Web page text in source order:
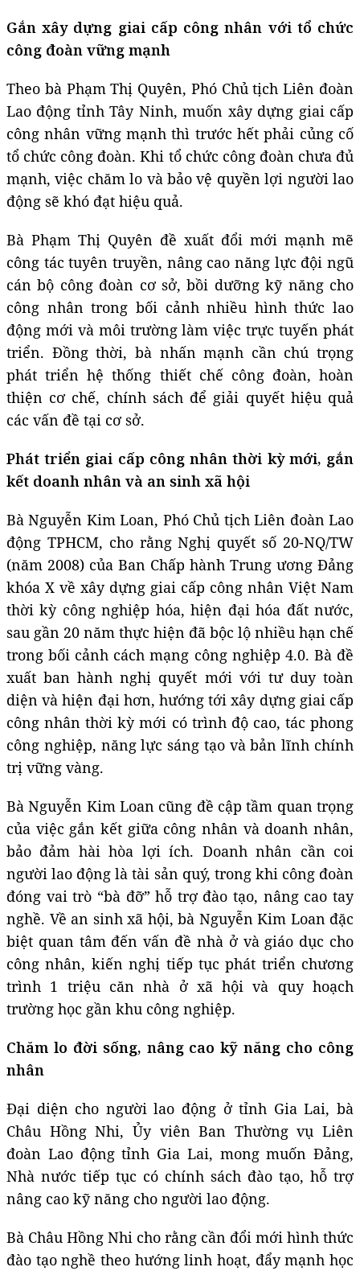
Gắn xây dựng giai cấp công nhân với tổ chức
công đoàn vững mạnh
Theo bà Phạm Thị Quyên, Phó Chủ tịch Liên đoàn
Lao động tỉnh Tây Ninh, muốn xây dựng giai cấp
công nhân vững mạnh thì trước hết phải củng cố
tổ chức công đoàn. Khi tổ chức công đoàn chưa đủ
mạnh, việc chăm lo và bảo vệ quyền lợi người lao
động sẽ khó đạt hiệu quả.
Bà Phạm Thị Quyên đề xuất đổi mới mạnh mẽ
công tác tuyên truyền, nâng cao năng lực đội ngũ
cán bộ công đoàn cơ sở, bồi dưỡng kỹ năng cho
công nhân trong bối cảnh nhiều hình thức lao
động mới và môi trường làm việc trực tuyến phát
triển. Đồng thời, bà nhấn mạnh cần chú trọng
phát triển hệ thống thiết chế công đoàn, hoàn
thiện cơ chế, chính sách để giải quyết hiệu quả
các vấn đề tại cơ sở.
Phát triển giai cấp công nhân thời kỳ mới, gắn
kết doanh nhân và an sinh xã hội
Bà Nguyễn Kim Loan, Phó Chủ tịch Liên đoàn Lao
động TPHCM, cho rằng Nghị quyết số 20-NQ/TW
(năm 2008) của Ban Chấp hành Trung ương Đảng
khóa X về xây dựng giai cấp công nhân Việt Nam
thời kỳ công nghiệp hóa, hiện đại hóa đất nước,
sau gần 20 năm thực hiện đã bộc lộ nhiều hạn chế
trong bối cảnh cách mạng công nghiệp 4.0. Bà đề
xuất ban hành nghị quyết mới với tư duy toàn
diện và hiện đại hơn, hướng tới xây dựng giai cấp
công nhân thời kỳ mới có trình độ cao, tác phong
công nghiệp, năng lực sáng tạo và bản lĩnh chính
trị vững vàng.
Bà Nguyễn Kim Loan cũng đề cập tầm quan trọng
của việc gắn kết giữa công nhân và doanh nhân,
bảo đảm hài hòa lợi ích. Doanh nhân cần coi
người lao động là tài sản quý, trong khi công đoàn
đóng vai trò “bà đỡ” hỗ trợ đào tạo, nâng cao tay
nghề. Về an sinh xã hội, bà Nguyễn Kim Loan đặc
biệt quan tâm đến vấn đề nhà ở và giáo dục cho
công nhân, kiến nghị tiếp tục phát triển chương
trình 1 triệu căn nhà ở xã hội và quy hoạch
trường học gần khu công nghiệp.
Chăm lo đời sống, nâng cao kỹ năng cho công
nhân
Đại diện cho người lao động ở tỉnh Gia Lai, bà
Châu Hồng Nhi, Ủy viên Ban Thường vụ Liên
đoàn Lao động tỉnh Gia Lai, mong muốn Đảng,
Nhà nước tiếp tục có chính sách đào tạo, hỗ trợ
nâng cao kỹ năng cho người lao động.
Bà Châu Hồng Nhi cho rằng cần đổi mới hình thức
đào tạo nghề theo hướng linh hoạt, đẩy mạnh học